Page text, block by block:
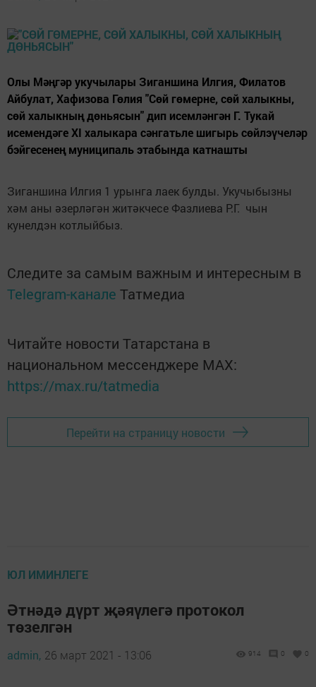
Олы Мәңгәр укучылары Зиганшина Илгия, Филатов
Айбулат, Хафизова Гөлия "Сөй гөмерне, сөй халыкны,
сөй халыкның дөньясын" дип исемләнгән Г. Тукай
исемендәге XI халыкара сәнгатьле шигырь сөйлэүчеләр
бэйгесенең муниципаль этабында катнашты
Зиганшина Илгия 1 урынга лаек булды. Укучыбызны
хәм аны әзерләгән житәкчесе Фазлиева Р.Г. чын
кунелдэн котлыйбыз.
Следите за самым важным и интересным в
Telegram-канале Татмедиа
Читайте новости Татарстана в
национальном мессенджере MАХ:
https://max.ru/tatmedia
Перейти на страницу новости
ЮЛ ИМИНЛЕГЕ
Әтнәдә дүрт җәяүлегә протокол
төзелгән
admin, 26 март 2021 - 13:06 914 0 0